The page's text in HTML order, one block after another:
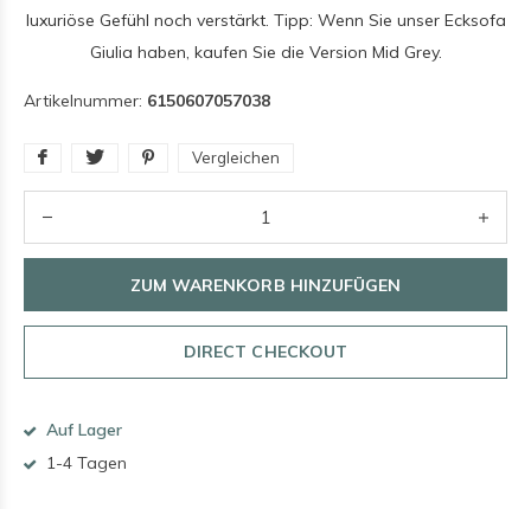
luxuriöse Gefühl noch verstärkt. Tipp: Wenn Sie unser Ecksofa
Giulia haben, kaufen Sie die Version Mid Grey.
Artikelnummer: 6150607057038
Vergleichen
ZUM WARENKORB HINZUFÜGEN
DIRECT CHECKOUT
Auf Lager
1-4 Tagen